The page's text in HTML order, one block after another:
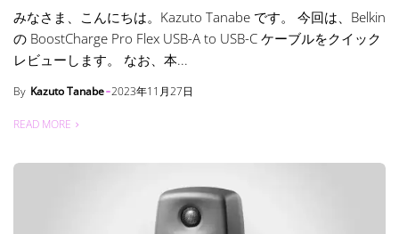
みなさま、こんにちは。Kazuto Tanabe です。 今回は、Belkin
の BoostCharge Pro Flex USB-A to USB-C ケーブルをクイック
レビューします。 なお、本...
By Kazuto Tanabe 2023年11月27日
READ MORE